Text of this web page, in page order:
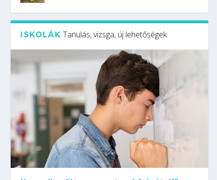
ISKOLÁK Tanulás, vizsga, új lehetőségek